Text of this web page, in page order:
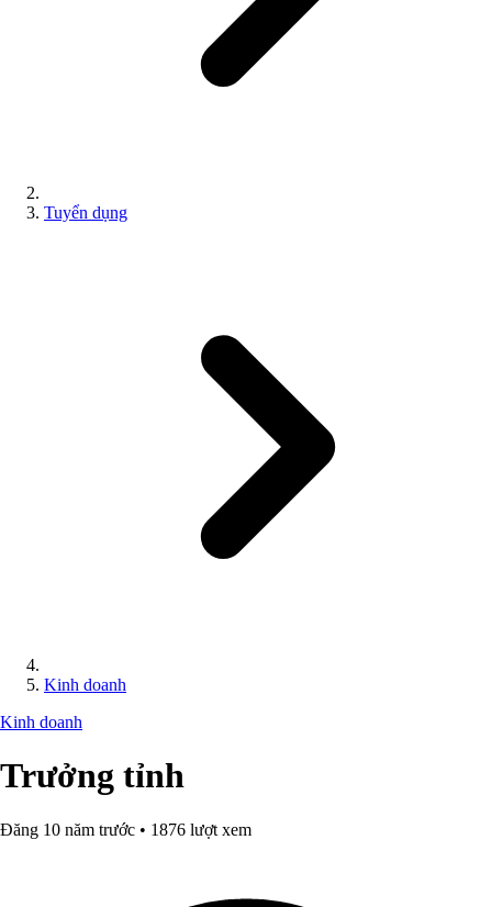
Tuyển dụng
Kinh doanh
Kinh doanh
Trưởng tỉnh
Đăng 10 năm trước • 1876 lượt xem